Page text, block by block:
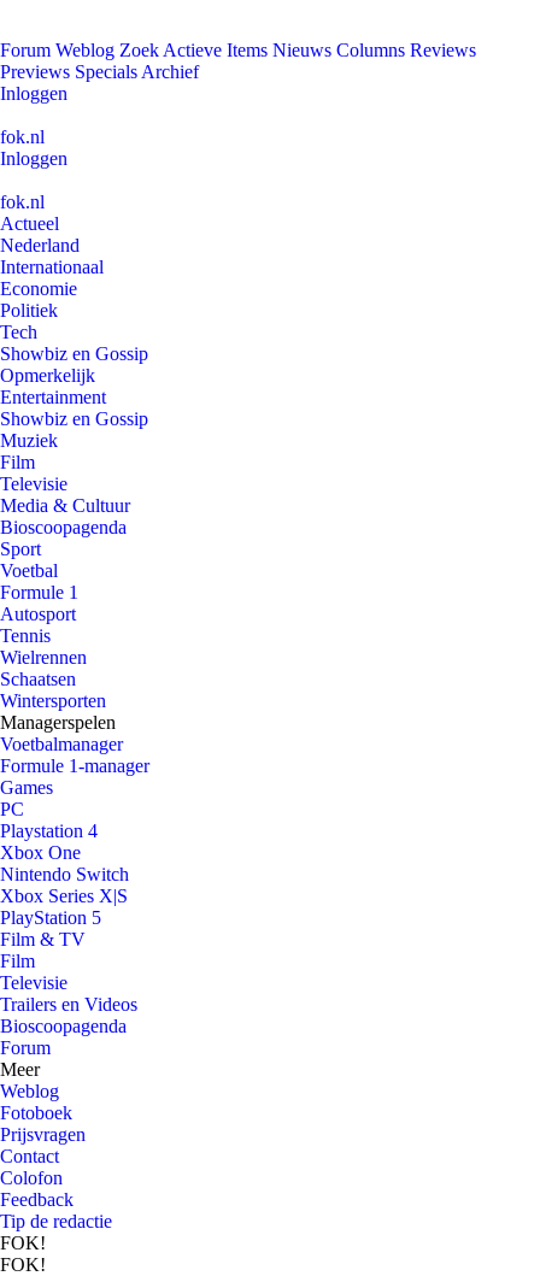
Forum Weblog Zoek Actieve Items Nieuws Columns Reviews
Previews Specials Archief
Inloggen
fok.nl
Inloggen
fok.nl
Actueel
Nederland
Internationaal
Economie
Politiek
Tech
Showbiz en Gossip
Opmerkelijk
Entertainment
Showbiz en Gossip
Muziek
Film
Televisie
Media & Cultuur
Bioscoopagenda
Sport
Voetbal
Formule 1
Autosport
Tennis
Wielrennen
Schaatsen
Wintersporten
Managerspelen
Voetbalmanager
Formule 1-manager
Games
PC
Playstation 4
Xbox One
Nintendo Switch
Xbox Series X|S
PlayStation 5
Film & TV
Film
Televisie
Trailers en Videos
Bioscoopagenda
Forum
Meer
Weblog
Fotoboek
Prijsvragen
Contact
Colofon
Feedback
Tip de redactie
FOK!
FOK!